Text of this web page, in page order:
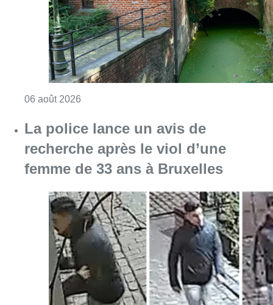
06 août 2026
La police lance un avis de
recherche après le viol d’une
femme de 33 ans à Bruxelles